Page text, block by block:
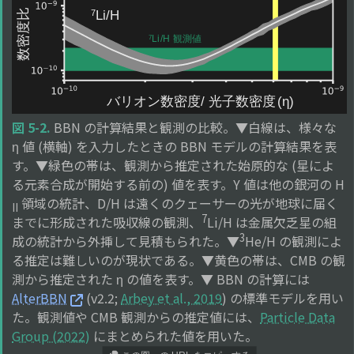
図 5-2. BBN の計算結果と観測の比較。▼白線は、様々な
η 値 (横軸) を入力したときの BBN モデルの計算結果を表
す。▼緑色の帯は、観測から推定された始原的な (星によ
る元素合成が開始する前の) 値を表す。Y 値は他の銀河の H
II 領域の統計、D/H は遠くのクェーサーの光が地球に届く
までに形成された吸収線の観測、
7Li/H は金属欠乏星の組
成の統計から外挿して見積もられた。▼3He/H の観測によ
る推定は難しいのが現状である。▼黄色の帯は、CMB の観
測から推定された η の値を表す。▼ BBN の計算には
AlterBBN
(v2.2;Arbey et al., 2019) の標準モデルを用い
た。観測値や CMB 観測からの推定値には、 Particle Data
Group (2022) にまとめられた値を用いた。